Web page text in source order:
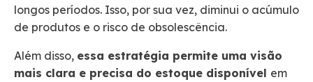
longos períodos. Isso, por sua vez, diminui o acúmulo
de produtos e o risco de obsolescência.
Além disso, essa estratégia permite uma visão
mais clara e precisa do estoque disponível em